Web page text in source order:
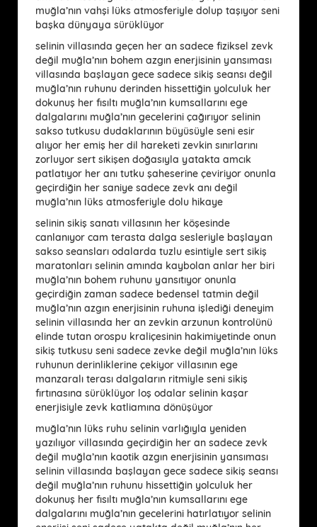
muğla’nın vahşi lüks atmosferiyle dolup taşıyor seni
başka dünyaya sürüklüyor
selinin villasında geçen her an sadece fiziksel zevk
değil muğla’nın bohem azgın enerjisinin yansıması
villasında başlayan gece sadece sikiş seansı değil
muğla’nın ruhunu derinden hissettiğin yolculuk her
dokunuş her fısıltı muğla’nın kumsallarını ege
dalgalarını muğla’nın gecelerini çağırıyor selinin
sakso tutkusu dudaklarının büyüsüyle seni esir
alıyor her emiş her dil hareketi zevkin sınırlarını
zorluyor sert sikişen doğasıyla yatakta amcık
patlatıyor her anı tutku şaheserine çeviriyor onunla
geçirdiğin her saniye sadece zevk anı değil
muğla’nın lüks atmosferiyle dolu hikaye
selinin sikiş sanatı villasının her köşesinde
canlanıyor cam terasta dalga sesleriyle başlayan
sakso seansları odalarda tuzlu esintiyle sert sikiş
maratonları selinin amında kaybolan anlar her biri
muğla’nın bohem ruhunu yansıtıyor onunla
geçirdiğin zaman sadece bedensel tatmin değil
muğla’nın azgın enerjisinin ruhuna işlediği deneyim
selinin villasında her an zevkin arzunun kontrolünü
elinde tutan orospu kraliçesinin hakimiyetinde onun
sikiş tutkusu seni sadece zevke değil muğla’nın lüks
ruhunun derinliklerine çekiyor villasının ege
manzaralı terası dalgaların ritmiyle seni sikiş
fırtınasına sürüklüyor loş odalar selinin kaşar
enerjisiyle zevk katliamına dönüşüyor
muğla’nın lüks ruhu selinin varlığıyla yeniden
yazılıyor villasında geçirdiğin her an sadece zevk
değil muğla’nın kaotik azgın enerjisinin yansıması
selinin villasında başlayan gece sadece sikiş seansı
değil muğla’nın ruhunu hissettiğin yolculuk her
dokunuş her fısıltı muğla’nın kumsallarını ege
dalgalarını muğla’nın gecelerini hatırlatıyor selinin